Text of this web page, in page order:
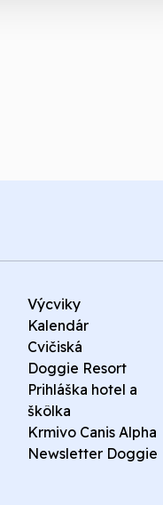
Výcviky
Kalendár
Cvičiská
Doggie Resort
Prihláška hotel a
škôlka
Krmivo Canis Alpha
Newsletter Doggie